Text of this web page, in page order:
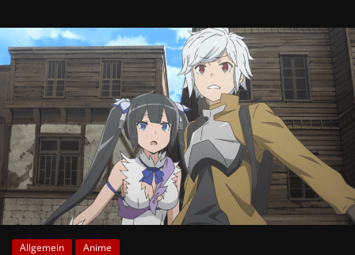
Allgemein Anime